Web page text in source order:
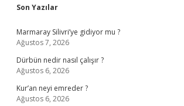
Sidebar
Son Yazılar
Marmaray Silivri’ye gidiyor mu ?
Ağustos 7, 2026
Dürbün nedir nasıl çalışır ?
Ağustos 6, 2026
Kur’an neyi emreder ?
Ağustos 6, 2026